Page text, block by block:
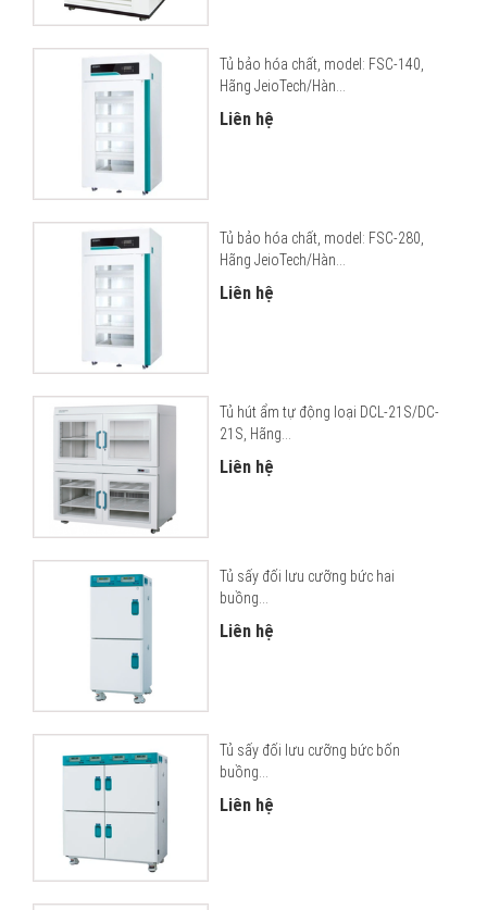
Tủ bảo hóa chất, model: FSC-140,
Hãng JeioTech/Hàn...
Liên hệ
Tủ bảo hóa chất, model: FSC-280,
Hãng JeioTech/Hàn...
Liên hệ
Tủ hút ẩm tự động loại DCL-21S/DC-
21S, Hãng...
Liên hệ
Tủ sấy đối lưu cưỡng bức hai
buồng...
Liên hệ
Tủ sấy đối lưu cưỡng bức bốn
buồng...
Liên hệ